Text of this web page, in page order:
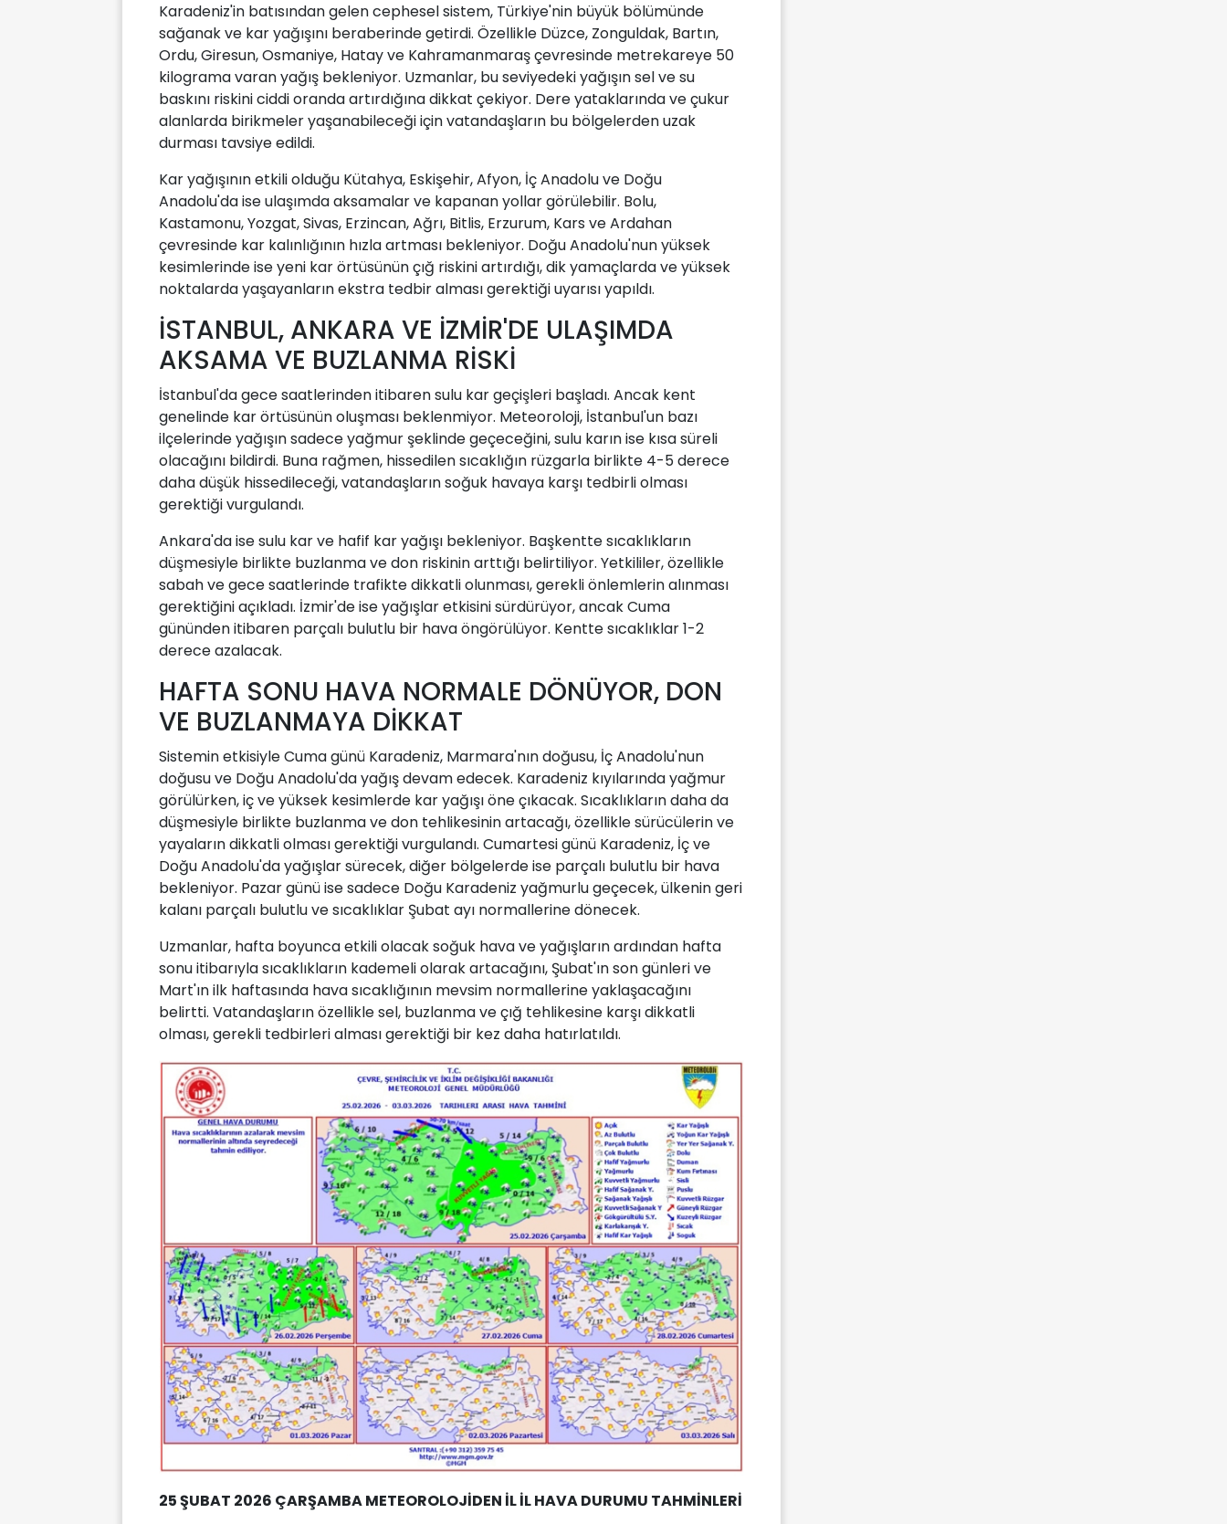
Karadeniz'in batısından gelen cephesel sistem, Türkiye'nin büyük bölümünde
sağanak ve kar yağışını beraberinde getirdi. Özellikle Düzce, Zonguldak, Bartın,
Ordu, Giresun, Osmaniye, Hatay ve Kahramanmaraş çevresinde metrekareye 50
kilograma varan yağış bekleniyor. Uzmanlar, bu seviyedeki yağışın sel ve su
baskını riskini ciddi oranda artırdığına dikkat çekiyor. Dere yataklarında ve çukur
alanlarda birikmeler yaşanabileceği için vatandaşların bu bölgelerden uzak
durması tavsiye edildi.
Kar yağışının etkili olduğu Kütahya, Eskişehir, Afyon, İç Anadolu ve Doğu
Anadolu'da ise ulaşımda aksamalar ve kapanan yollar görülebilir. Bolu,
Kastamonu, Yozgat, Sivas, Erzincan, Ağrı, Bitlis, Erzurum, Kars ve Ardahan
çevresinde kar kalınlığının hızla artması bekleniyor. Doğu Anadolu'nun yüksek
kesimlerinde ise yeni kar örtüsünün çığ riskini artırdığı, dik yamaçlarda ve yüksek
noktalarda yaşayanların ekstra tedbir alması gerektiği uyarısı yapıldı.
İSTANBUL, ANKARA VE İZMİR'DE ULAŞIMDA
AKSAMA VE BUZLANMA RİSKİ
İstanbul'da gece saatlerinden itibaren sulu kar geçişleri başladı. Ancak kent
genelinde kar örtüsünün oluşması beklenmiyor. Meteoroloji, İstanbul'un bazı
ilçelerinde yağışın sadece yağmur şeklinde geçeceğini, sulu karın ise kısa süreli
olacağını bildirdi. Buna rağmen, hissedilen sıcaklığın rüzgarla birlikte 4-5 derece
daha düşük hissedileceği, vatandaşların soğuk havaya karşı tedbirli olması
gerektiği vurgulandı.
Ankara'da ise sulu kar ve hafif kar yağışı bekleniyor. Başkentte sıcaklıkların
düşmesiyle birlikte buzlanma ve don riskinin arttığı belirtiliyor. Yetkililer, özellikle
sabah ve gece saatlerinde trafikte dikkatli olunması, gerekli önlemlerin alınması
gerektiğini açıkladı. İzmir'de ise yağışlar etkisini sürdürüyor, ancak Cuma
gününden itibaren parçalı bulutlu bir hava öngörülüyor. Kentte sıcaklıklar 1-2
derece azalacak.
HAFTA SONU HAVA NORMALE DÖNÜYOR, DON
VE BUZLANMAYA DİKKAT
Sistemin etkisiyle Cuma günü Karadeniz, Marmara'nın doğusu, İç Anadolu'nun
doğusu ve Doğu Anadolu'da yağış devam edecek. Karadeniz kıyılarında yağmur
görülürken, iç ve yüksek kesimlerde kar yağışı öne çıkacak. Sıcaklıkların daha da
düşmesiyle birlikte buzlanma ve don tehlikesinin artacağı, özellikle sürücülerin ve
yayaların dikkatli olması gerektiği vurgulandı. Cumartesi günü Karadeniz, İç ve
Doğu Anadolu'da yağışlar sürecek, diğer bölgelerde ise parçalı bulutlu bir hava
bekleniyor. Pazar günü ise sadece Doğu Karadeniz yağmurlu geçecek, ülkenin geri
kalanı parçalı bulutlu ve sıcaklıklar Şubat ayı normallerine dönecek.
Uzmanlar, hafta boyunca etkili olacak soğuk hava ve yağışların ardından hafta
sonu itibarıyla sıcaklıkların kademeli olarak artacağını, Şubat'ın son günleri ve
Mart'ın ilk haftasında hava sıcaklığının mevsim normallerine yaklaşacağını
belirtti. Vatandaşların özellikle sel, buzlanma ve çığ tehlikesine karşı dikkatli
olması, gerekli tedbirleri alması gerektiği bir kez daha hatırlatıldı.
25 ŞUBAT 2026 ÇARŞAMBA METEOROLOJİDEN İL İL HAVA DURUMU TAHMİNLERİ